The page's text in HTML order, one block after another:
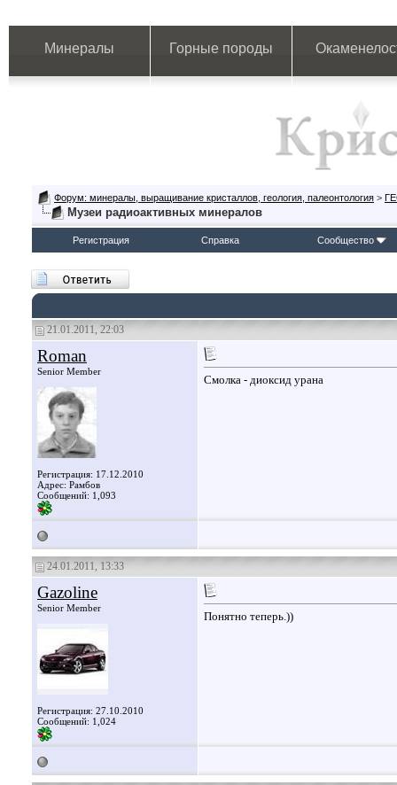
Минералы Горные породы
Форум: минералы, выращивание кристаллов, геология, палеонтология >
Музеи радиоактивных минералов
Регистрация Справка Сообщество
21.01.2011, 22:03
Roman
Senior Member
Регистрация: 17.12.2010
Адрес: Рамбов
Сообщений: 1,093
Смолка - диоксид урана
24.01.2011, 13:33
Gazoline
Senior Member
Регистрация: 27.10.2010
Сообщений: 1,024
Понятно теперь.))